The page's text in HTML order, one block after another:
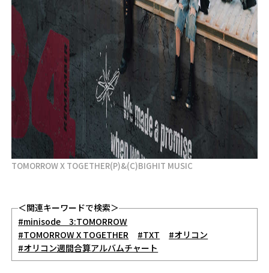
TOMORROW X TOGETHER(P)&(C)BIGHIT MUSIC
＜関連キーワードで検索＞
#minisode 3:TOMORROW
#TOMORROW X TOGETHER
#TXT
#オリコン
#オリコン週間合算アルバムチャート